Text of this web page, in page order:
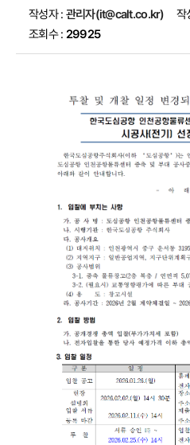
작성자 : 관리자(it@calt.co.kr) 작
조회수 : 29925